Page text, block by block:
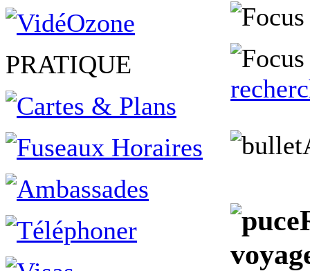
PRATIQUE